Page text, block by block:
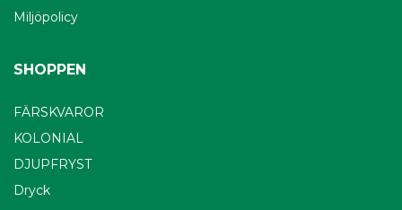
Miljöpolicy
SHOPPEN
FÄRSKVAROR
KOLONIAL
DJUPFRYST
Dryck